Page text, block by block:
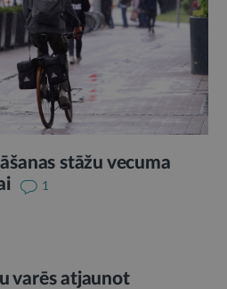
stāžu vecuma
1
varēs atjaunot